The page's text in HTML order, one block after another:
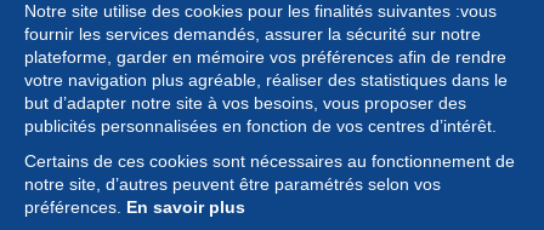
Notre site utilise des cookies pour les finalités suivantes :vous
fournir les services demandés, assurer la sécurité sur notre
plateforme, garder en mémoire vos préférences afin de rendre
votre navigation plus agréable, réaliser des statistiques dans le
but d’adapter notre site à vos besoins, vous proposer des
publicités personnalisées en fonction de vos centres d’intérêt.
Certains de ces cookies sont nécessaires au fonctionnement de
notre site, d’autres peuvent être paramétrés selon vos
préférences. En savoir plus
Collection
Actualités
Fonctionnalités